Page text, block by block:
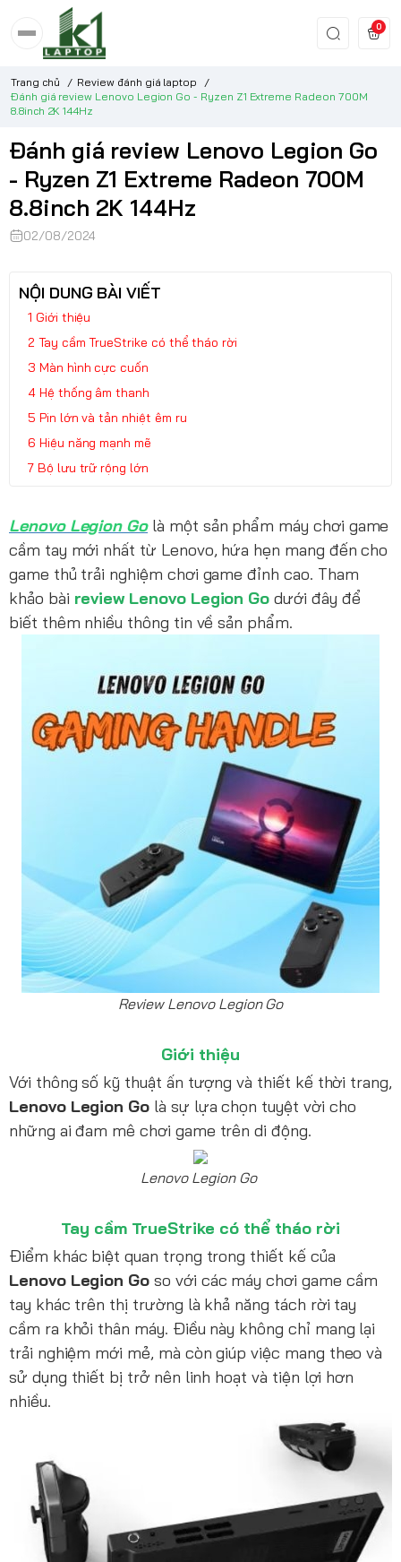
0
Trang chủ / Review đánh giá laptop
/
Đánh giá review Lenovo Legion Go - Ryzen Z1 Extreme Radeon 700M
8.8inch 2K 144Hz
Đánh giá review Lenovo Legion Go
- Ryzen Z1 Extreme Radeon 700M
8.8inch 2K 144Hz
02/08/2024
NỘI DUNG BÀI VIẾT
Giới thiệu
Tay cầm TrueStrike có thể tháo rời
Màn hình cực cuốn
Hệ thống âm thanh
Pin lớn và tản nhiệt êm ru
Hiệu năng mạnh mẽ
Bộ lưu trữ rộng lớn
Lenovo Legion Golà một sản phẩm máy chơi game
cầm tay mới nhất từ Lenovo, hứa hẹn mang đến cho
game thủ trải nghiệm chơi game đỉnh cao. Tham
khảo bài review Lenovo Legion Go dưới đây để
biết thêm nhiều thông tin về sản phẩm.
Review Lenovo Legion Go
Giới thiệu
Với thông số kỹ thuật ấn tượng và thiết kế thời trang,
Lenovo Legion Go là sự lựa chọn tuyệt vời cho
những ai đam mê chơi game trên di động.
Lenovo Legion Go
Tay cầm TrueStrike có thể tháo rời
Điểm khác biệt quan trọng trong thiết kế của
Lenovo Legion Goso với các máy chơi game cầm
tay khác trên thị trường là khả năng tách rời tay
cầm ra khỏi thân máy. Điều này không chỉ mang lại
trải nghiệm mới mẻ, mà còn giúp việc mang theo và
sử dụng thiết bị trở nên linh hoạt và tiện lợi hơn
nhiều.